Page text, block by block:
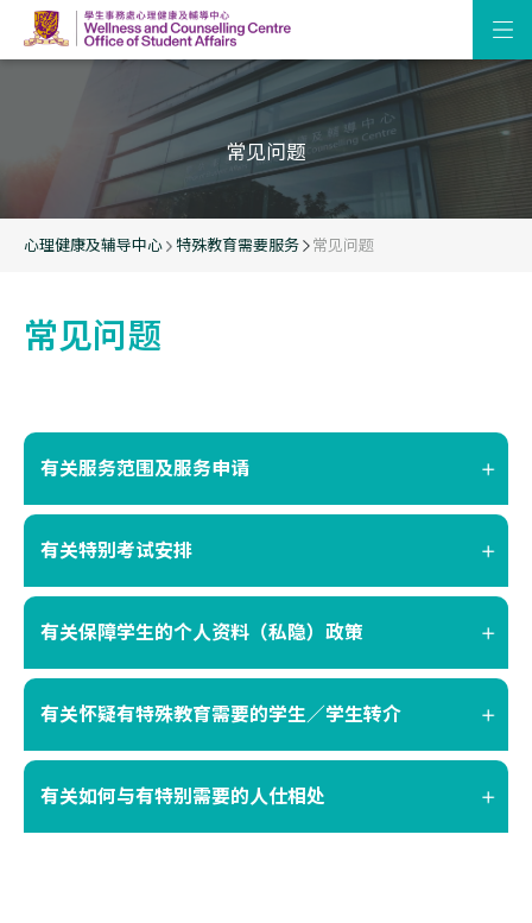
常见问题
心理健康及辅导中心 特殊教育需要服务 常见问题
常见问题
有关服务范围及服务申请
有关特别考试安排
有关保障学生的个人资料（私隐）政策
有关怀疑有特殊教育需要的学生／学生转介
有关如何与有特别需要的人仕相处